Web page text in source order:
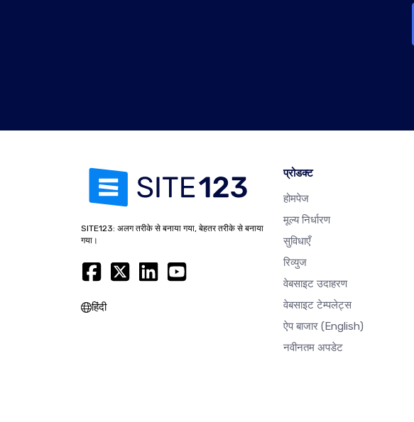
SITE123: अलग तरीके से बनाया गया, बेहतर तरीके से बनाया
गया।
हिंदी
प्रोडक्ट
होमपेज
मूल्य निर्धारण
सुविधाएँ
रिव्युज
वेबसाइट उदाहरण
वेबसाइट टेम्पलेट्स
ऐप बाजार (English)
नवीनतम अपडेट